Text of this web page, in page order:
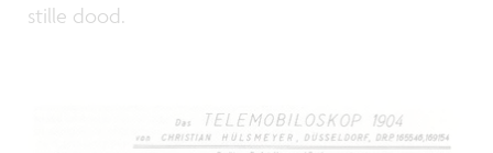
stille dood.